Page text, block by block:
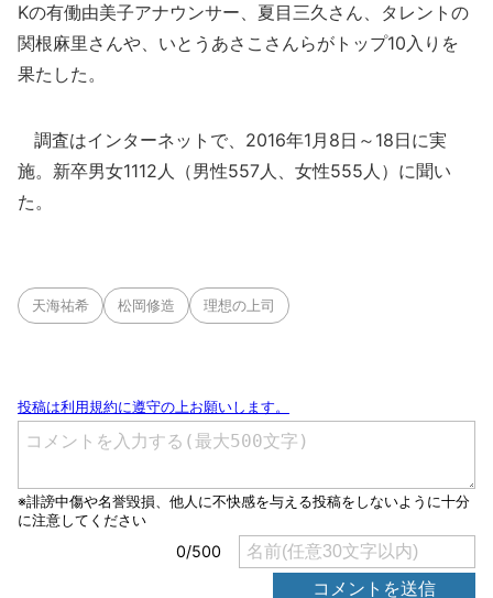
Kの有働由美子アナウンサー、夏目三久さん、タレントの
関根麻里さんや、いとうあさこさんらがトップ10入りを
果たした。
調査はインターネットで、2016年1月8日～18日に実
施。新卒男女1112人（男性557人、女性555人）に聞い
た。
天海祐希 松岡修造 理想の上司